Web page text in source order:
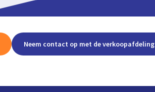
Neem contact op met de verkoopafdeling